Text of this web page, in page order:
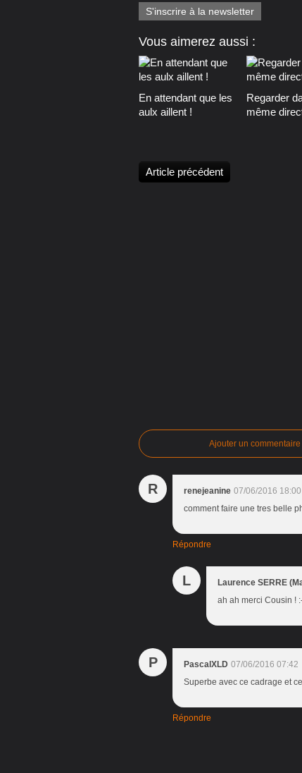
S'inscrire à la newsletter
Vous aimerez aussi :
En attendant que les
aulx aillent !
Regarder
même
Article précédent
Ajouter un commentaire
R renejeanine 07/06/2016 18:00
comment faire une tres belle
Répondre
L Laurence SERRE
ah ah merci Cousin !
P PascalXLD 07/06/2016 07:42
Superbe avec ce cadrage et
Répondre